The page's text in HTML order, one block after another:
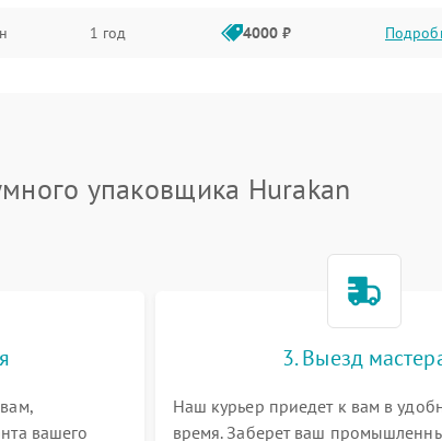
1 год 4000 ₽
упаковщика Hurakan
вашего
3. Выезд
Наш курьер приедет к вам в
время. Заберет ваш